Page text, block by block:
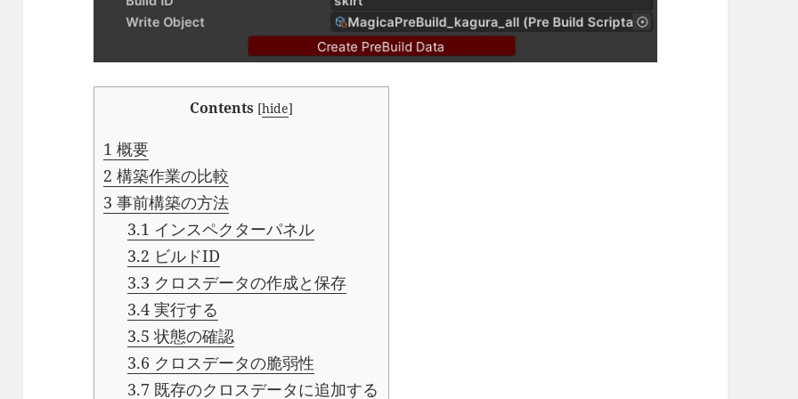
Contents [hide]
1 概要
2 構築作業の比較
3 事前構築の方法
3.1 インスペクターパネル
3.2 ビルドID
3.3 クロスデータの作成と保存
3.4 実行する
3.5 状態の確認
3.6 クロスデータの脆弱性
3.7 既存のクロスデータに追加する